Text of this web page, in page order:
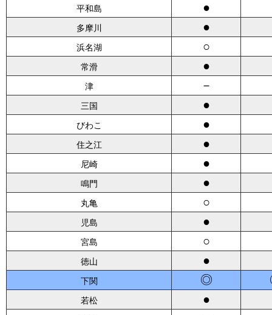
平和島 ●
多摩川 ●
浜名湖 ○
常滑 ●
津 －
三国 ●
びわこ ●
住之江 ●
尼崎 ●
鳴門 ●
丸亀 ○
児島 ●
宮島 ○
徳山 ●
下関 ◎
若松 ●